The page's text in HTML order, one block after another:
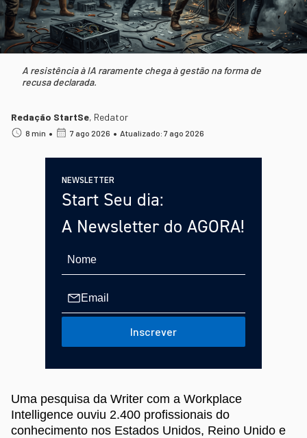
A resistência à IA raramente chega à gestão na forma de
recusa declarada.
Redação StartSe, Redator
8 min • 7 ago 2026 • Atualizado: 7 ago 2026
NEWSLETTER
Start Seu dia:
A Newsletter do AGORA!
Inscrever
Uma pesquisa da Writer com a Workplace
Intelligence ouviu 2.400 profissionais do
conhecimento nos Estados Unidos, Reino Unido e